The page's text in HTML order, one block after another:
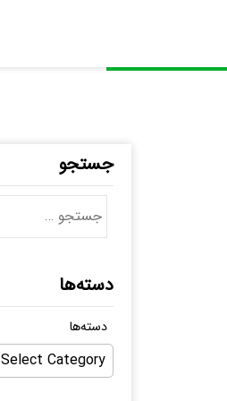
جستجو
دسته‌ها
دسته‌ها
Select Category